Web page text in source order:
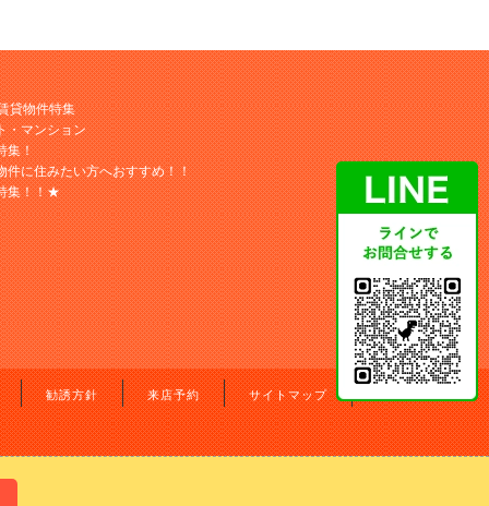
貸物件特集
・マンション
集！
件に住みたい方へおすすめ！！
集！！★
勧誘方針 来店予約 サイトマップ